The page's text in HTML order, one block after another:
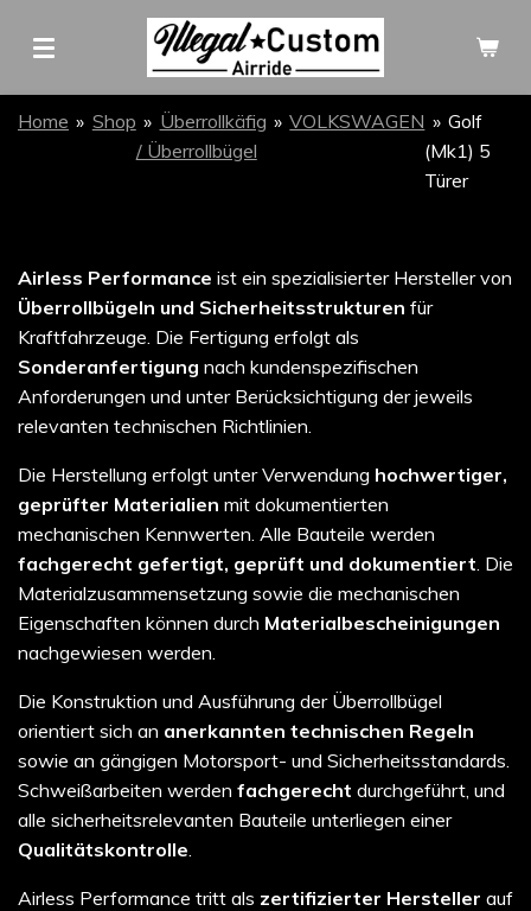
Hauptinhalt
Home » Shop » Überrollkäfig
/ Überrollbügel
» VOLKSWAGEN » Golf
(Mk1) 5
Türer
Airless Performance ist ein spezialisierter Hersteller von
Überrollbügeln und Sicherheitsstrukturen für
Kraftfahrzeuge. Die Fertigung erfolgt als
Sonderanfertigung nach kundenspezifischen
Anforderungen und unter Berücksichtigung der jeweils
relevanten technischen Richtlinien.
Die Herstellung erfolgt unter Verwendung hochwertiger,
geprüfter Materialien mit dokumentierten
mechanischen Kennwerten. Alle Bauteile werden
fachgerecht gefertigt, geprüft und dokumentiert. Die
Materialzusammensetzung sowie die mechanischen
Eigenschaften können durch Materialbescheinigungen
nachgewiesen werden.
Die Konstruktion und Ausführung der Überrollbügel
orientiert sich an anerkannten technischen Regeln
sowie an gängigen Motorsport- und Sicherheitsstandards.
Schweißarbeiten werden fachgerecht durchgeführt, und
alle sicherheitsrelevanten Bauteile unterliegen einer
Qualitätskontrolle.
Airless Performance tritt als zertifizierter Hersteller auf